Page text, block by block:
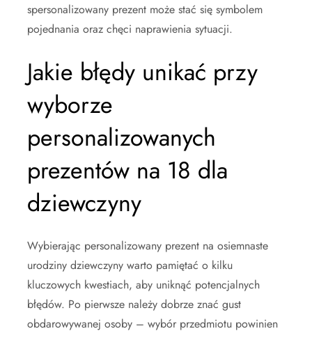
spersonalizowany prezent może stać się symbolem
pojednania oraz chęci naprawienia sytuacji.
Jakie błędy unikać przy
wyborze
personalizowanych
prezentów na 18 dla
dziewczyny
Wybierając personalizowany prezent na osiemnaste
urodziny dziewczyny warto pamiętać o kilku
kluczowych kwestiach, aby uniknąć potencjalnych
błędów. Po pierwsze należy dobrze znać gust
obdarowywanej osoby – wybór przedmiotu powinien